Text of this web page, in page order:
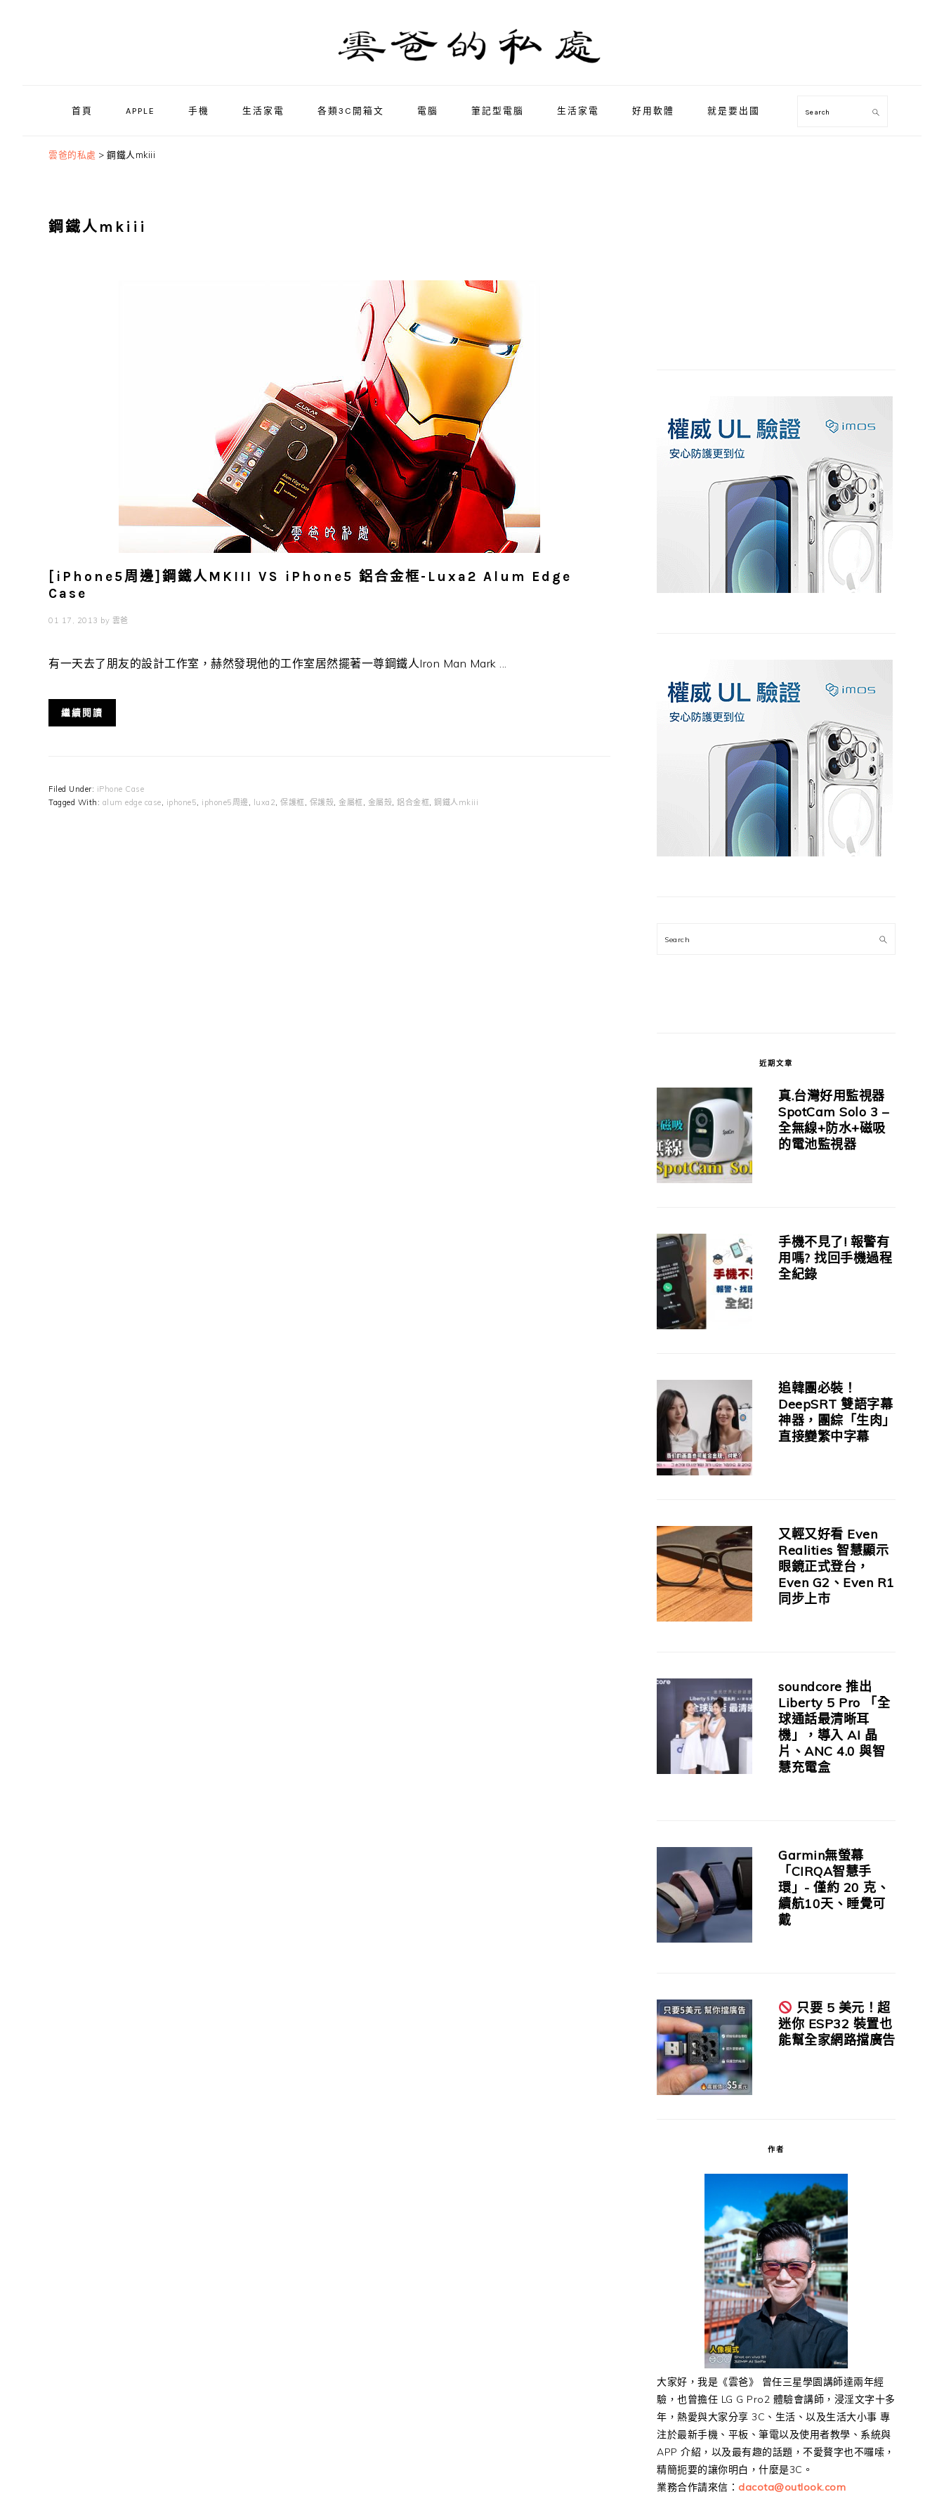
首頁 APPLE 手機 生活家電 各類3C開箱文 電腦 筆記型電腦 生活家電 好用軟體 就是要出國 Search
雲爸的私處 > 鋼鐵人mkiii
鋼鐵人mkiii
[iPhone5周邊]鋼鐵人MKIII VS iPhone5 鋁合金框-Luxa2 Alum Edge
Case
01 17, 2013 by 雲爸
有一天去了朋友的設計工作室，赫然發現他的工作室居然擺著一尊鋼鐵人Iron Man Mark ...
繼續閱讀
Filed Under: iPhone Case
Tagged With: alum edge case, iphone5, iphone5周邊 , luxa2, 保護框, 保護殼, 金屬框, 金屬殼, 鋁合金框, 鋼鐵人mkiii
Search
近期文章
真.台灣好用監視器
SpotCam Solo 3 –
全無線+防水+磁吸
的電池監視器
手機不見了! 報警有
用嗎? 找回手機過程
全紀錄
追韓團必裝！
DeepSRT 雙語字幕
神器，團綜「生肉」
直接變繁中字幕
又輕又好看 Even
Realities 智慧顯示
眼鏡正式登台，
Even G2、Even R1
同步上市
soundcore 推出
Liberty 5 Pro 「全
球通話最清晰耳
機」，導入 AI 晶
片、ANC 4.0 與智
慧充電盒
Garmin無螢幕
「CIRQA智慧手
環」- 僅約 20 克、
續航10天、睡覺可
戴
只要 5 美元！超
迷你 ESP32 裝置也
能幫全家網路擋廣告
作者
大家好，我是《雲爸》 曾任三星學園講師達兩年經
驗，也曾擔任 LG G Pro2 體驗會講師，浸淫文字十多
年，熱愛與大家分享 3C、生活、以及生活大小事 專
注於最新手機、平板、筆電以及使用者教學、系統與
APP 介紹，以及最有趣的話題，不愛贅字也不囉嗦，
精簡扼要的讓你明白，什麼是3C。
業務合作請來信： dacota@outlook.com